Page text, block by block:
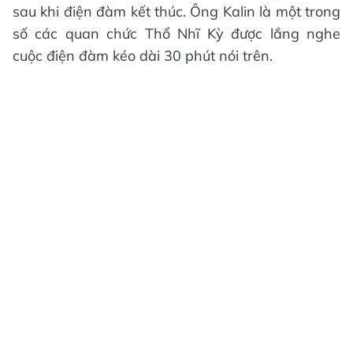
sau khi điện đàm kết thúc. Ông Kalin là một trong
số các quan chức Thổ Nhĩ Kỳ được lắng nghe
cuộc điện đàm kéo dài 30 phút nói trên.